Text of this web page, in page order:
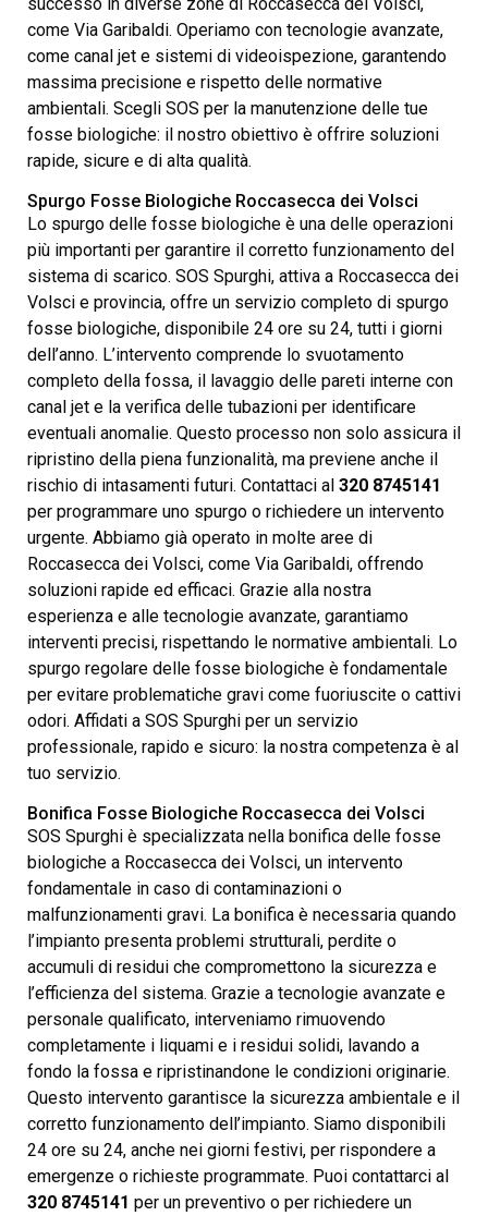
come Via Garibaldi. Operiamo con tecnologie avanzate,
come canal jet e sistemi di videoispezione, garantendo
massima precisione e rispetto delle normative
ambientali. Scegli SOS per la manutenzione delle tue
fosse biologiche: il nostro obiettivo è offrire soluzioni
rapide, sicure e di alta qualità.
Spurgo Fosse Biologiche Roccasecca dei Volsci
Lo spurgo delle fosse biologiche è una delle operazioni
più importanti per garantire il corretto funzionamento del
sistema di scarico. SOS Spurghi, attiva a Roccasecca dei
Volsci e provincia, offre un servizio completo di spurgo
fosse biologiche, disponibile 24 ore su 24, tutti i giorni
dell’anno. L’intervento comprende lo svuotamento
completo della fossa, il lavaggio delle pareti interne con
canal jet e la verifica delle tubazioni per identificare
eventuali anomalie. Questo processo non solo assicura il
ripristino della piena funzionalità, ma previene anche il
rischio di intasamenti futuri. Contattaci al 320 8745141
per programmare uno spurgo o richiedere un intervento
urgente. Abbiamo già operato in molte aree di
Roccasecca dei Volsci, come Via Garibaldi, offrendo
soluzioni rapide ed efficaci. Grazie alla nostra
esperienza e alle tecnologie avanzate, garantiamo
interventi precisi, rispettando le normative ambientali. Lo
spurgo regolare delle fosse biologiche è fondamentale
per evitare problematiche gravi come fuoriuscite o cattivi
odori. Affidati a SOS Spurghi per un servizio
professionale, rapido e sicuro: la nostra competenza è al
tuo servizio.
Bonifica Fosse Biologiche Roccasecca dei Volsci
SOS Spurghi è specializzata nella bonifica delle fosse
biologiche a Roccasecca dei Volsci, un intervento
fondamentale in caso di contaminazioni o
malfunzionamenti gravi. La bonifica è necessaria quando
l’impianto presenta problemi strutturali, perdite o
accumuli di residui che compromettono la sicurezza e
l’efficienza del sistema. Grazie a tecnologie avanzate e
personale qualificato, interveniamo rimuovendo
completamente i liquami e i residui solidi, lavando a
fondo la fossa e ripristinandone le condizioni originarie.
Questo intervento garantisce la sicurezza ambientale e il
corretto funzionamento dell’impianto. Siamo disponibili
24 ore su 24, anche nei giorni festivi, per rispondere a
emergenze o richieste programmate. Puoi contattarci al
320 8745141 per un preventivo o per richiedere un